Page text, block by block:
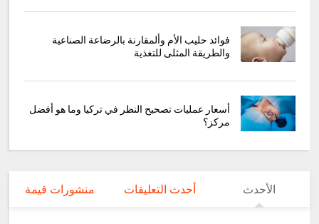
فوائد حليب الأم وألمقارنة بالرضاعة الصناعية
والطريقة المثلى للتغذية
أسعار عمليات تصحيح النظر في تركيا وما هو أفضل
مركز؟
الأحدث أحدث التعليقات منشورات قيمة